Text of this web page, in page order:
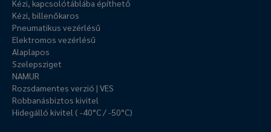
Kézi, kapcsolótáblába építhető
Kézi, billenőkaros
Pneumatikus vezérlésű
Elektromos vezérlésű
Alaplapos
Szelepsziget
NAMUR
Rozsdamentes verzió | VES
Robbanásbiztos kivitel
Hidegálló kivitel ( -40°C / -50°C)